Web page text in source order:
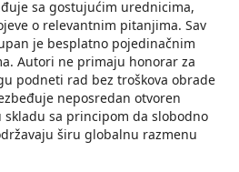
sa gostujućim urednicima,
o relevantnim pitanjima. Sav
je besplatno pojedinačnim
Autori ne primaju honorar za
podneti rad bez troškova obrade
neposredan otvoren
sa principom da slobodno
širu globalnu razmenu